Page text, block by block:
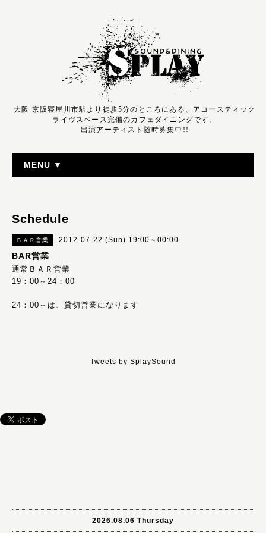
大阪 京阪寝屋川市駅より徒歩5分のところにある、アコースティック
ライヴスペース完備のカフェダイニングです。
出演アーティスト随時募集中!!
MENU ▼
Schedule
ＢＡＲ営業 2012-07-22 (Sun) 19:00～00:00
BAR営業
通常ＢＡＲ営業
19：00～24：00
24：00～は、貸切営業になります
Tweets by SplaySound
2026.08.06 Thursday